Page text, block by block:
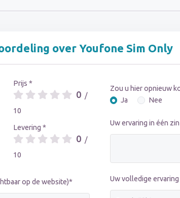
over Youfone Sim Only
Prijs *
0 /
10
Levering *
0 /
10
op de website)*
Zou u hier opnieuw
Ja
Nee
Uw ervaring in één
Uw volledige